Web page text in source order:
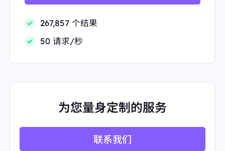
267,857 个结果
50 请求/秒
为您量身定制的服务
联系我们